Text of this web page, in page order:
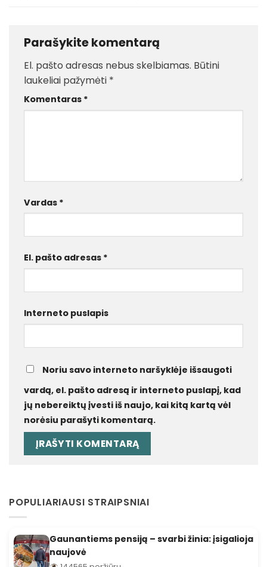
Parašykite komentarą
El. pašto adresas nebus skelbiamas. Būtini
laukeliai pažymėti *
Komentaras *
Vardas *
El. pašto adresas *
Interneto puslapis
Noriu savo interneto naršyklėje išsaugoti
vardą, el. pašto adresą ir interneto puslapį, kad
jų nebereiktų įvesti iš naujo, kai kitą kartą vėl
norėsiu parašyti komentarą.
POPULIARIAUSI STRAIPSNIAI
Gaunantiems pensiją – svarbi žinia: įsigalioja
naujovė